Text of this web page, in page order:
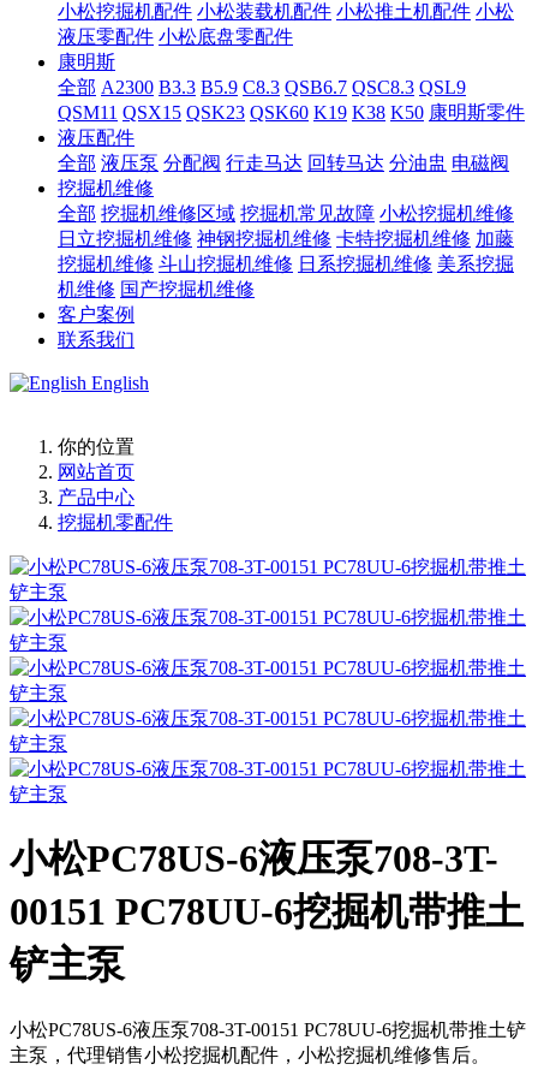
小松挖掘机配件 小松装载机配件 小松推土机配件 小松
液压零配件 小松底盘零配件
康明斯
全部 A2300 B3.3 B5.9 C8.3 QSB6.7 QSC8.3 QSL9
QSM11 QSX15 QSK23 QSK60 K19 K38 K50 康明斯零件
液压配件
全部 液压泵 分配阀 行走马达 回转马达 分油盅 电磁阀
挖掘机维修
全部 挖掘机维修区域 挖掘机常见故障 小松挖掘机维修
日立挖掘机维修 神钢挖掘机维修 卡特挖掘机维修 加藤
挖掘机维修 斗山挖掘机维修 日系挖掘机维修 美系挖掘
机维修 国产挖掘机维修
客户案例
联系我们
English
你的位置
网站首页
产品中心
挖掘机零配件
小松PC78US-6液压泵708-3T-
00151 PC78UU-6挖掘机带推土
铲主泵
小松PC78US-6液压泵708-3T-00151 PC78UU-6挖掘机带推土铲
主泵，代理销售小松挖掘机配件，小松挖掘机维修售后。